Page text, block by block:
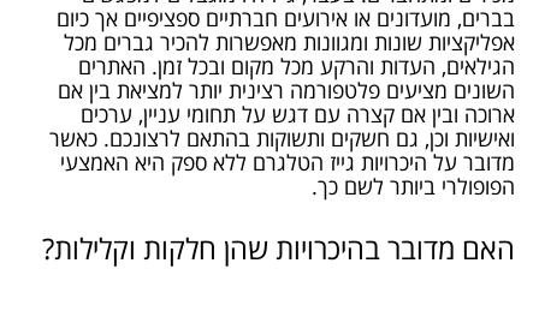
בברים, מועדונים או אירועים חברתיים ספציפיים אך כיום
אפליקציות שונות ומגוונות מאפשרות להכיר גברים מכל
הגילאים, העדות והרקע מכל מקום ובכל זמן. האתרים
השונים מציעים פלטפורמה רצינית יותר למציאת בין אם
ארוכה ובין אם קצרה עם דגש על תחומי עניין, ערכים
ואישיות וכן, גם חשקים ותשוקות בהתאם לרצונכם. כאשר
מדובר על היכרויות גייז הטלגרם ללא ספק היא האמצעי
הפופולרי ביותר לשם כך.
האם מדובר בהיכרויות שהן חלקות וקלילות?